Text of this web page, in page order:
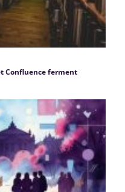
Confluence ferment